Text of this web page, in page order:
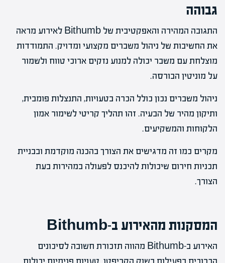
גבוהה
התגובה המהירה והאפקטיבית של Bithumb לאירוע מראה
את החשיבות של ניהול משברים מקצועי ומדויק. התמודדות
מוצלחת עם משבר יכולה למנוע נזקים ארוכי טווח ולשמור
על מוניטין הבורסה.
ניהול משברים נכון כולל הכרה בטעויות, התנצלות פומבית,
ותיקון מהיר של הבעיה. זהו תהליך קריטי לשימור אמון
הלקוחות והמשקיעים.
מקרים כמו זה מדגישים את הצורך בהכנה מוקדמת ובבניית
תכניות חירום שיכולות להיכנס לפעולה במהירות בעת
הצורך.
המסקנות מהאירוע ב-Bithumb
האירוע ב-Bithumb מהווה תזכורת חשובה לסיכונים